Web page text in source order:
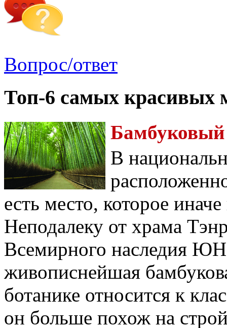
Вопрос/ответ
Топ-6 самых красивых
Бамбуковый
В
есть место, которое
Неподалеку от храма
Всемирного наследия
живописнейшая
ботанике относится к
он больше похож на